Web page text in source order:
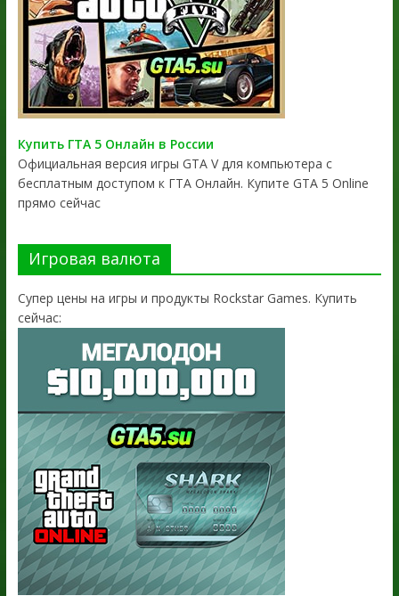
Купить ГТА 5 Онлайн в России
Официальная версия игры GTA V для компьютера с
бесплатным доступом к ГТА Онлайн. Купите GTA 5 Online
прямо сейчас
Игровая валюта
Супер цены на игры и продукты Rockstar Games. Купить
сейчас: